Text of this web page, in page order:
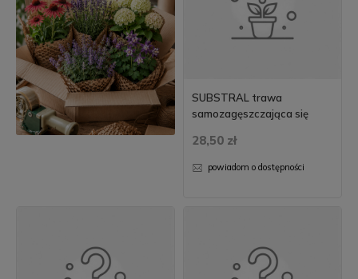
SUBSTRAL trawa
samozagęszczająca się
28,50 zł
powiadom o dostępności